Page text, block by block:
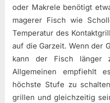
oder Makrele benötigt
magerer Fisch wie
Temperatur des
auf die Garzeit. Wenn der
kann der Fisch länger
Allgemeinen empfiehlt
höchste Stufe zu
grillen und gleichzeitig